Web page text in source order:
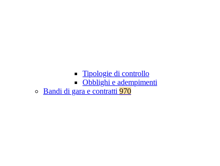
Tipologie di controllo
Obblighi e adempimenti
Bandi di gara e contratti 970